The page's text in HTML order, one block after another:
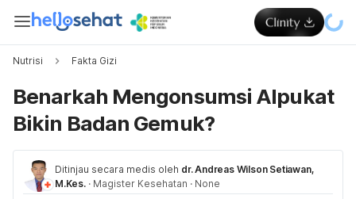
Nutrisi Fakta Gizi
Benarkah Mengonsumsi Alpukat
Bikin Badan Gemuk?
Ditinjau secara medis oleh dr. Andreas Wilson Setiawan,
M.Kes. · Magister Kesehatan · None